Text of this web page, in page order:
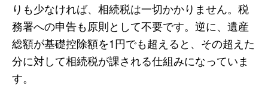
りも少なければ、相続税は一切かかりません。税
務署への申告も原則として不要です。逆に、遺産
総額が基礎控除額を1円でも超えると、その超えた
分に対して相続税が課される仕組みになっていま
す。